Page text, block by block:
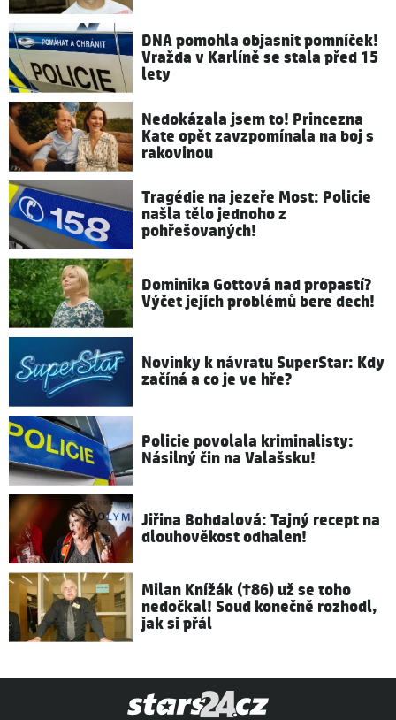
DNA pomohla objasnit pomníček!
Vražda v Karlíně se stala před 15
lety
Nedokázala jsem to! Princezna
Kate opět zavzpomínala na boj s
rakovinou
Tragédie na jezeře Most: Policie
našla tělo jednoho z
pohřešovaných!
Dominika Gottová nad propastí?
Výčet jejích problémů bere dech!
Novinky k návratu SuperStar: Kdy
začíná a co je ve hře?
Policie povolala kriminalisty:
Násilný čin na Valašsku!
Jiřina Bohdalová: Tajný recept na
dlouhověkost odhalen!
Milan Knížák (†86) už se toho
nedočkal! Soud konečně rozhodl,
jak si přál